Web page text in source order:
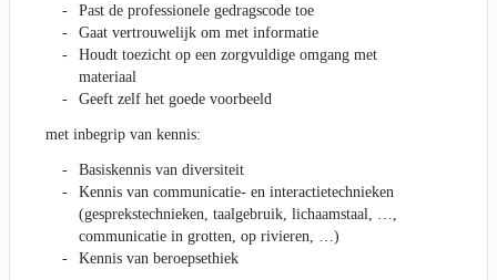
Past de professionele gedragscode toe
Gaat vertrouwelijk om met informatie
Houdt toezicht op een zorgvuldige omgang met
materiaal
Geeft zelf het goede voorbeeld
met inbegrip van kennis:
Basiskennis van diversiteit
Kennis van communicatie- en interactietechnieken
(gesprekstechnieken, taalgebruik, lichaamstaal, …,
communicatie in grotten, op rivieren, …)
Kennis van beroepsethiek